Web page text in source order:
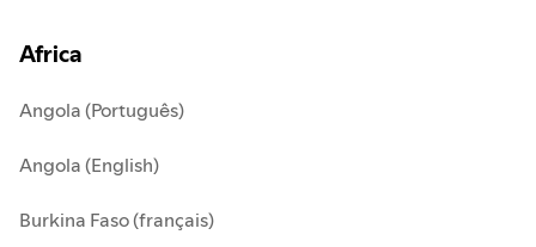
Africa
Angola (Português)
Angola (English)
Burkina Faso (français)